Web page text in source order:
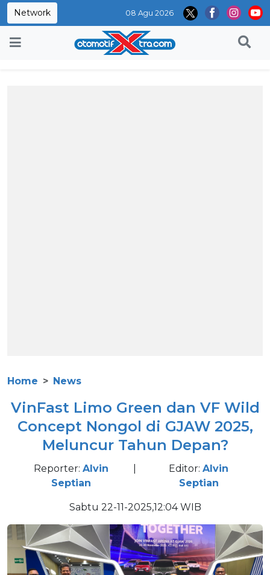
Network 08 Agu 2026
Home News
VinFast Limo Green dan VF Wild
Concept Nongol di GJAW 2025,
Meluncur Tahun Depan?
Reporter: Alvin
Septian
Editor:Alvin
Septian
Sabtu 22-11-2025,12:04 WIB